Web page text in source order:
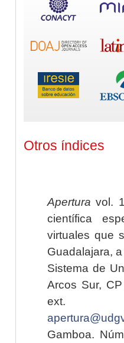
Otros índices
Apertura vol.
científica
virtuales que
Guadalajara,
Sistema de
Arcos Sur,
ext.
Gamboa.